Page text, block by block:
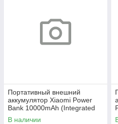
Портативный внешний
аккумулятор Xiaomi Power
Bank 10000mAh (Integrated
Cable) Ice Blue GL
В наличии